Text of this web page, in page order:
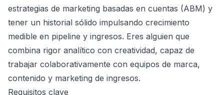
estrategias de marketing basadas en cuentas (ABM) y
tener un historial sólido impulsando crecimiento
medible en pipeline y ingresos. Eres alguien que
combina rigor analítico con creatividad, capaz de
trabajar colaborativamente con equipos de marca,
contenido y marketing de ingresos.
Requisitos clave